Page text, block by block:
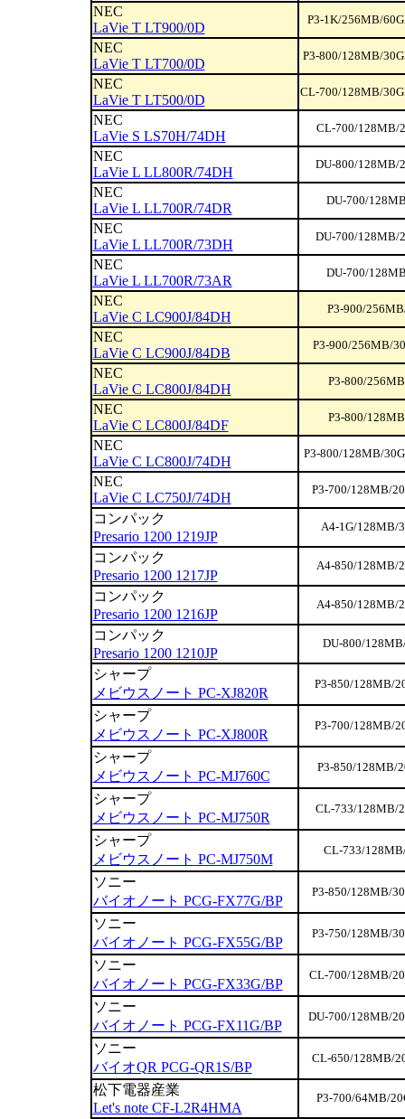
NEC
LaVie T LT900/0D
P3-1K/256MB/
NEC
LaVie T LT700/0D
P3-800/128MB/
NEC
LaVie T LT500/0D
CL-700/128MB/
NEC
LaVie S LS70H/74DH
CL-700/128MB/
NEC
LaVie L LL800R/74DH
DU-800/128MB/
NEC
LaVie L LL700R/74DR
DU-700/
NEC
LaVie L LL700R/73DH
DU-700/128MB/
NEC
LaVie L LL700R/73AR
DU-700/
NEC
LaVie C LC900J/84DH
P3-900/
NEC
LaVie C LC900J/84DB
P3-900/256MB/
NEC
LaVie C LC800J/84DH
P3-800/
NEC
LaVie C LC800J/84DF
P3-800/
NEC
LaVie C LC800J/74DH
P3-800/128MB/
NEC
LaVie C LC750J/74DH
P3-700/128MB/
コンパック
Presario 1200 1219JP
A4-1G/128MB/
コンパック
Presario 1200 1217JP
A4-850/128MB/
コンパック
Presario 1200 1216JP
A4-850/128MB/
コンパック
Presario 1200 1210JP
DU-800/
シャープ
メビウスノート PC-XJ820R
P3-850/128MB/
シャープ
メビウスノート PC-XJ800R
P3-700/128MB/
シャープ
メビウスノート PC-MJ760C
P3-850/128MB/
シャープ
メビウスノート PC-MJ750R
CL-733/128MB/
シャープ
メビウスノート PC-MJ750M
CL-733/
ソニー
バイオノート PCG-FX77G/BP
P3-850/128MB/
ソニー
バイオノート PCG-FX55G/BP
P3-750/128MB/
ソニー
バイオノート PCG-FX33G/BP
CL-700/128MB/
ソニー
バイオノート PCG-FX11G/BP
DU-700/128MB/
ソニー
バイオQR PCG-QR1S/BP
CL-650/128MB/
松下電器産業
Let's note CF-L2R4HMA
P3-700/64MB/